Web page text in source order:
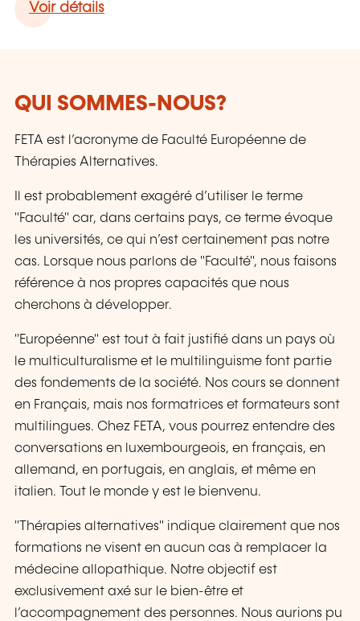
Voir détails
QUI SOMMES-NOUS?
FETA est l’acronyme de Faculté Européenne de
Thérapies Alternatives.
Il est probablement exagéré d’utiliser le terme
"Faculté" car, dans certains pays, ce terme évoque
les universités, ce qui n’est certainement pas notre
cas. Lorsque nous parlons de "Faculté", nous faisons
référence à nos propres capacités que nous
cherchons à développer.
"Européenne" est tout à fait justifié dans un pays où
le multiculturalisme et le multilinguisme font partie
des fondements de la société. Nos cours se donnent
en Français, mais nos formatrices et formateurs sont
multilingues. Chez FETA, vous pourrez entendre des
conversations en luxembourgeois, en français, en
allemand, en portugais, en anglais, et même en
italien. Tout le monde y est le bienvenu.
"Thérapies alternatives" indique clairement que nos
formations ne visent en aucun cas à remplacer la
médecine allopathique. Notre objectif est
exclusivement axé sur le bien-être et
l’accompagnement des personnes. Nous aurions pu